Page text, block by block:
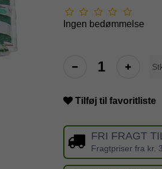
Ingen bedømmelse
Tilføj til favoritliste
FRI FRAGT
Fragtpriser fra kr.